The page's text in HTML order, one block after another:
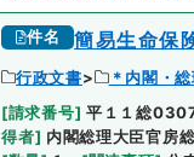
件名 簡易生命保
行政文書 ＊内閣・
[請求番号] 平１１総
得者] 内閣総理大臣官房